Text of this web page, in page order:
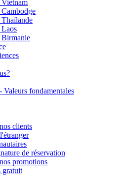
Birmanie
fondamentales
clients
de réservation
promotions
gratuit